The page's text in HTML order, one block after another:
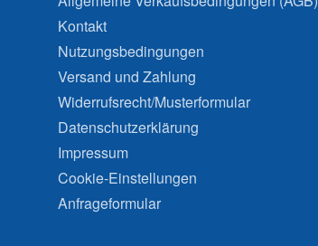
Kontakt
Nutzungsbedingungen
Versand und Zahlung
Widerrufsrecht/Musterformular
Datenschutzerklärung
Impressum
Cookie-Einstellungen
Anfrageformular